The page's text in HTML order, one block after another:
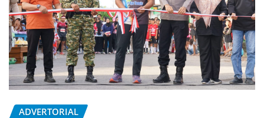
ADVERTORIAL